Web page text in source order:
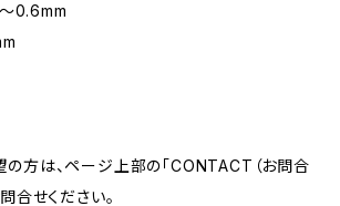
0.6mm
方は、ページ上部の「CONTACT（お問合
合せください。